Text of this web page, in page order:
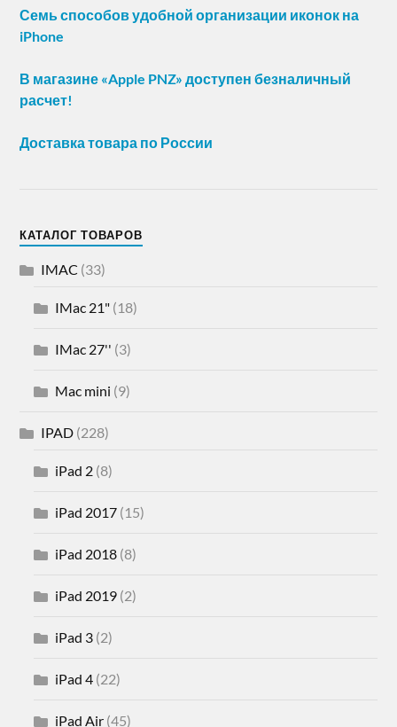
Семь способов удобной организации иконок на
iPhone
В магазине «Apple PNZ» доступен безналичный
расчет!
Доставка товара по России
КАТАЛОГ ТОВАРОВ
IMAC (33)
IMac 21" (18)
IMac 27'' (3)
Mac mini (9)
IPAD (228)
iPad 2 (8)
iPad 2017 (15)
iPad 2018 (8)
iPad 2019 (2)
iPad 3 (2)
iPad 4 (22)
iPad Air (45)